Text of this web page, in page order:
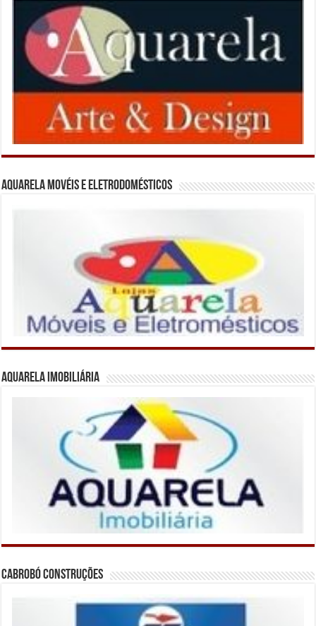
Aquarela Movéis e Eletrodomésticos
Aquarela Imobiliária
Cabrobó Construções